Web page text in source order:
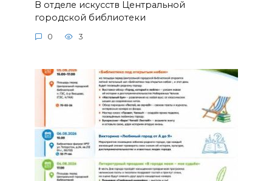
В отделе искусств Центральной
городской библиотеки
0 3